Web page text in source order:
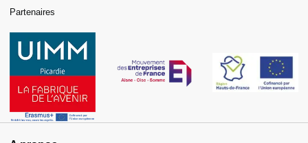
Partenaires